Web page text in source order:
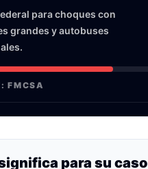
para choques con
grandes y autobuses
FMCSA
para su caso